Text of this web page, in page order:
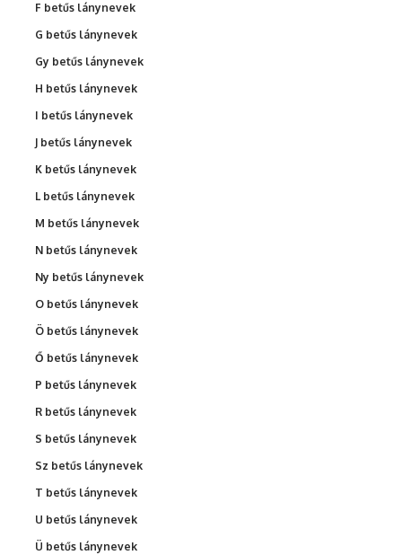
F betűs lánynevek
G betűs lánynevek
Gy betűs lánynevek
H betűs lánynevek
I betűs lánynevek
J betűs lánynevek
K betűs lánynevek
L betűs lánynevek
M betűs lánynevek
N betűs lánynevek
Ny betűs lánynevek
O betűs lánynevek
Ö betűs lánynevek
Ő betűs lánynevek
P betűs lánynevek
R betűs lánynevek
S betűs lánynevek
Sz betűs lánynevek
T betűs lánynevek
U betűs lánynevek
Ü betűs lánynevek